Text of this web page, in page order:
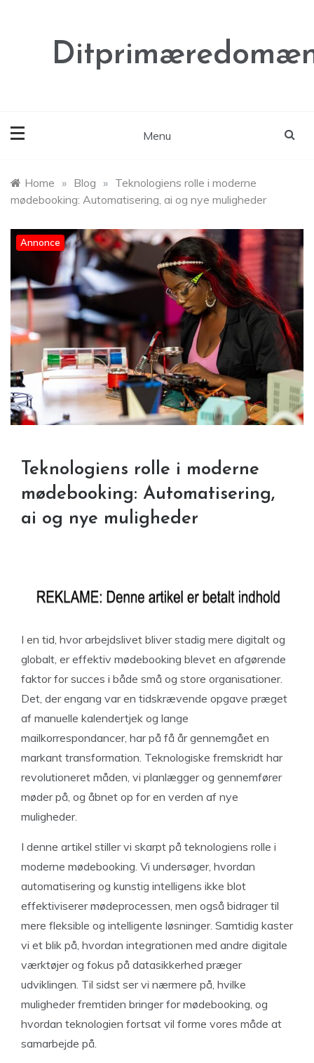
Menu
Home » Blog » Teknologiens rolle i moderne
mødebooking: Automatisering, ai og nye muligheder
Annonce
Teknologiens rolle i moderne
mødebooking: Automatisering,
ai og nye muligheder
I en tid, hvor arbejdslivet bliver stadig mere digitalt og
globalt, er effektiv mødebooking blevet en afgørende
faktor for succes i både små og store organisationer.
Det, der engang var en tidskrævende opgave præget
af manuelle kalendertjek og lange
mailkorrespondancer, har på få år gennemgået en
markant transformation. Teknologiske fremskridt har
revolutioneret måden, vi planlægger og gennemfører
møder på, og åbnet op for en verden af nye
muligheder.
I denne artikel stiller vi skarpt på teknologiens rolle i
moderne mødebooking. Vi undersøger, hvordan
automatisering og kunstig intelligens ikke blot
effektiviserer mødeprocessen, men også bidrager til
mere fleksible og intelligente løsninger. Samtidig kaster
vi et blik på, hvordan integrationen med andre digitale
værktøjer og fokus på datasikkerhed præger
udviklingen. Til sidst ser vi nærmere på, hvilke
muligheder fremtiden bringer for mødebooking, og
hvordan teknologien fortsat vil forme vores måde at
samarbejde på.